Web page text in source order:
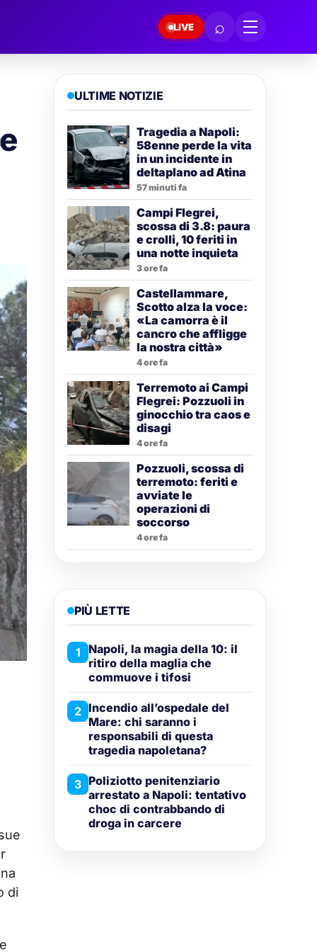
LIVE ⌕
di
ULTIME NOTIZIE
Tragedia a Napoli:
58enne perde la vita
in un incidente in
deltaplano ad Atina
57 minuti fa
Campi Flegrei,
scossa di 3.8: paura
e crolli, 10 feriti in
una notte inquieta
3 ore fa
Castellammare,
Scotto alza la voce:
«La camorra è il
cancro che affligge
la nostra città»
4 ore fa
Terremoto ai Campi
Flegrei: Pozzuoli in
ginocchio tra caos e
disagi
4 ore fa
Pozzuoli, scossa di
terremoto: feriti e
avviate le
operazioni di
soccorso
4 ore fa
PIÙ LETTE
1
Napoli, la magia della 10: il
ritiro della maglia che
commuove i tifosi
2 Incendio all’ospedale del
Mare: chi saranno i
responsabili di questa
tragedia napoletana?
3 Poliziotto penitenziario
arrestato a Napoli: tentativo
choc di contrabbando di
droga in carcere